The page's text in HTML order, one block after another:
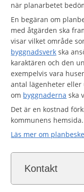
när planarbetet
En begäran om
med åtgärden ska
visar vilket område
byggnadsverk ska
karaktären och den
exempelvis vara
antal lägenheter
om byggnaderna ska
Det är en kostnad
kommunens hemsida.
Läs mer om
Kontakt